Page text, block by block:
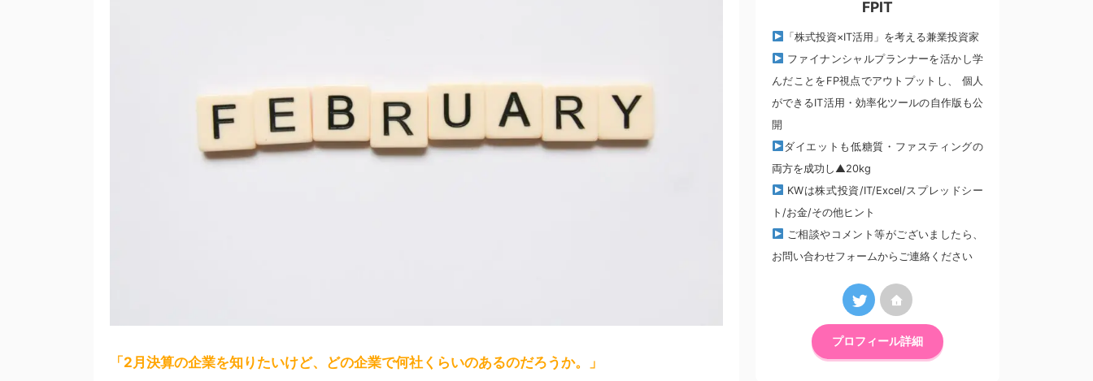
「2月決算の企業を知りたいけど、どの企業で何社くらいのあるのだろうか。 」
FPIT
「株式投資×IT活用」を考える兼業投資家
ファイナンシャルプランナーを活かし学
んだことをFP視点でアウトプットし、 個人
ができるIT活用・効率化ツールの自作版も公
開
ダイエットも低糖質・ファスティングの
両方を成功し▲20kg
KWは株式投資/IT/Excel/スプレッドシー
ト/お金/その他ヒント
ご相談やコメント等がございましたら、
お問い合わせフォームからご連絡ください
プロフィール詳細